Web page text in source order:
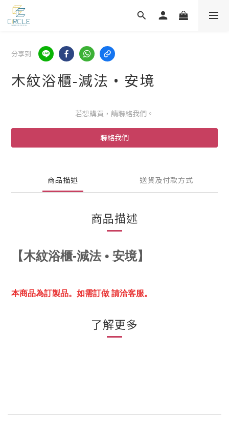
分享到
木紋浴櫃-減法 • 安境
若想購買，請聯絡我們。
聯絡我們
商品描述 送貨及付款方式
商品描述
【木紋浴櫃-減法 • 安境】
本商品為訂製品。 如需訂做 請洽客服。
了解更多